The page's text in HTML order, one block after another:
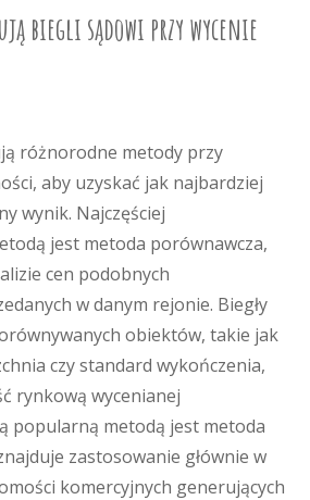
biegli sądowi przy wycenie
różnorodne metody przy
aby uzyskać jak najbardziej
wynik. Najczęściej
jest metoda porównawcza,
cen podobnych
w danym rejonie. Biegły
obiektów, takie jak
czy standard wykończenia,
rynkową wycenianej
popularną metodą jest metoda
zastosowanie głównie w
komercyjnych generujących